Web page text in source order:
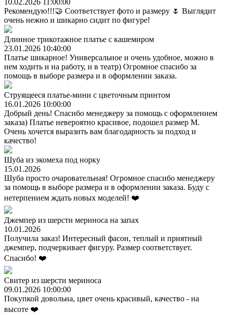
10.02.2026 11:00:00
Рекомендую!!!🤝 Соответствует фото и размеру 🌷 Выглядит
очень нежно и шикарно сидит по фигуре!
Длинное трикотажное платье с кашемиром
23.01.2026 10:40:00
Платье шикарное! Универсальное и очень удобное, можно в
нем ходить и на работу, и в театр) Огромное спасибо за
помощь в выборе размера и в оформлении заказа.
Струящееся платье-мини с цветочным принтом
16.01.2026 10:00:00
Добрый день! Спасибо менеджеру за помощь с оформлением
заказа) Платье невероятно красивое, подошел размер М.
Очень хочется выразить вам благодарность за подход и
качество!
Шуба из экомеха под норку
15.01.2026
Шуба просто очаровательная! Огромное спасибо менеджеру
за помощь в выборе размера и в оформлении заказа. Буду с
нетерпением ждать новых моделей! ❤️
Джемпер из шерсти мериноса на запах
10.01.2026
Получила заказ! Интересный фасон, теплый и приятный
джемпер, подчеркивает фигуру. Размер соответствует.
Спасибо! ❤️
Свитер из шерсти мериноса
09.01.2026 10:00:00
Покупкой довольна, цвет очень красивый, качество - на
высоте ❤️